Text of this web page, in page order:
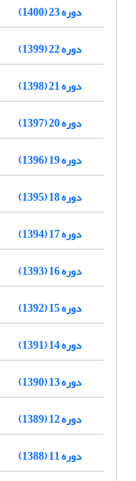
دوره 23 (1400)
دوره 22 (1399)
دوره 21 (1398)
دوره 20 (1397)
دوره 19 (1396)
دوره 18 (1395)
دوره 17 (1394)
دوره 16 (1393)
دوره 15 (1392)
دوره 14 (1391)
دوره 13 (1390)
دوره 12 (1389)
دوره 11 (1388)